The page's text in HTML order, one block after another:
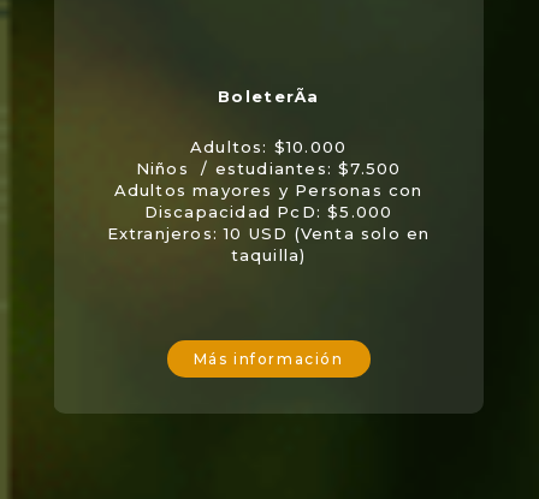
Adultos: $10.000
Niños / estudiantes: $7.500
Adultos mayores y Personas con
Discapacidad PcD: $5.000
Extranjeros: 10 USD (Venta solo en
taquilla)
Más información